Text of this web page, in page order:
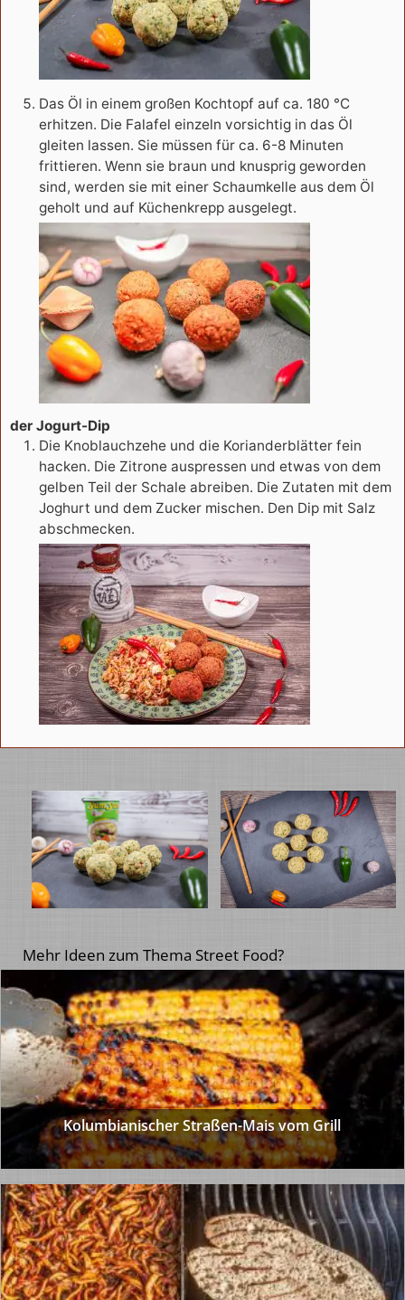
Das Öl in einem großen Kochtopf auf ca. 180 °C
erhitzen. Die Falafel einzeln vorsichtig in das Öl
gleiten lassen. Sie müssen für ca. 6-8 Minuten
frittieren. Wenn sie braun und knusprig geworden
sind, werden sie mit einer Schaumkelle aus dem Öl
geholt und auf Küchenkrepp ausgelegt.
der Jogurt-Dip
Die Knoblauchzehe und die Korianderblätter fein
hacken. Die Zitrone auspressen und etwas von dem
gelben Teil der Schale abreiben. Die Zutaten mit dem
Joghurt und dem Zucker mischen. Den Dip mit Salz
abschmecken.
Mehr Ideen zum Thema Street Food?
Kolumbianischer Straßen-Mais vom Grill